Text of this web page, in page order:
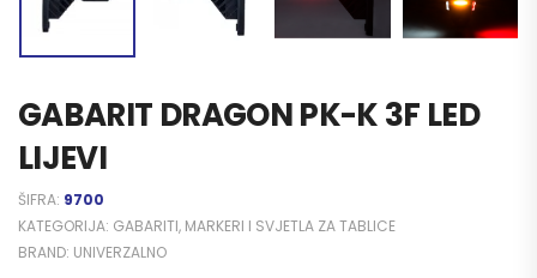
GABARIT DRAGON PK-K 3F LED
LIJEVI
ŠIFRA: 9700
KATEGORIJA: GABARITI, MARKERI I SVJETLA ZA TABLICE
BRAND: UNIVERZALNO